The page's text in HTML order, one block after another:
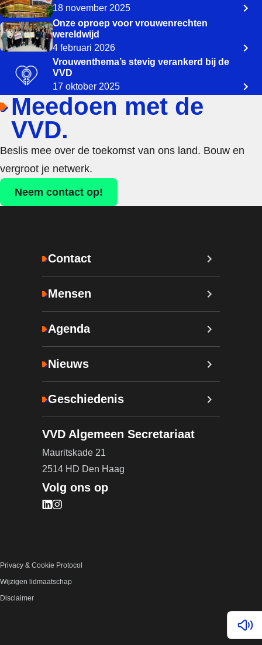
18 november 2025
Onze oproep voor vrouwenrechten
wereldwijd
4 februari 2026
Vrouwenthema’s stevig verankerd bij de
VVD
17 oktober 2025
Lees
Meedoen met de
VVD.
Beslis mee over de toekomst van ons land. Bouw en
vergroot je netwerk.
Neem contact op!
Contact
Mensen
Agenda
Nieuws
Geschiedenis
VVD Algemeen Secretariaat
Mauritskade 21
2514 HD Den Haag
Volg ons op
Bezoek onze LinkedIn pagina (opent in nieuw
Bezoek onze Instagram pagina (opent in nieuw
Privacy & Cookie Protocol
Wijzigen lidmaatschap
Disclaimer